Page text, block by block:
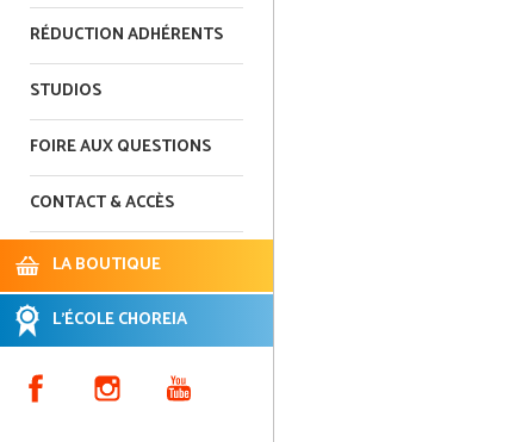
RÉDUCTION ADHÉRENTS
STUDIOS
FOIRE AUX QUESTIONS
CONTACT & ACCÈS
LA BOUTIQUE
L'ÉCOLE CHOREIA